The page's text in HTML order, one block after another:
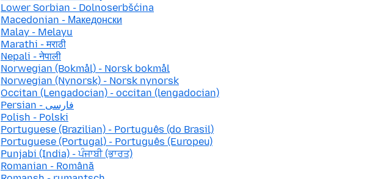
Lower Sorbian - Dolnoserbšćina
Macedonian - Македонски
Malay - Melayu
Marathi - मराठी
Nepali - नेपाली
Norwegian (Bokmål) - Norsk bokmål
Norwegian (Nynorsk) - Norsk nynorsk
Occitan (Lengadocian) - occitan (lengadocian)
Persian - فارسی
Polish - Polski
Portuguese (Brazilian) - Português (do Brasil)
Portuguese (Portugal) - Português (Europeu)
Punjabi (India) - ਪੰਜਾਬੀ (ਭਾਰਤ)
Romanian - Română